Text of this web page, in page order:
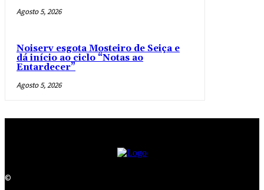
Agosto 5, 2026
Noiserv esgota Mosteiro de Seiça e
dá início ao ciclo “Notas ao
Entardecer”
Agosto 5, 2026
©